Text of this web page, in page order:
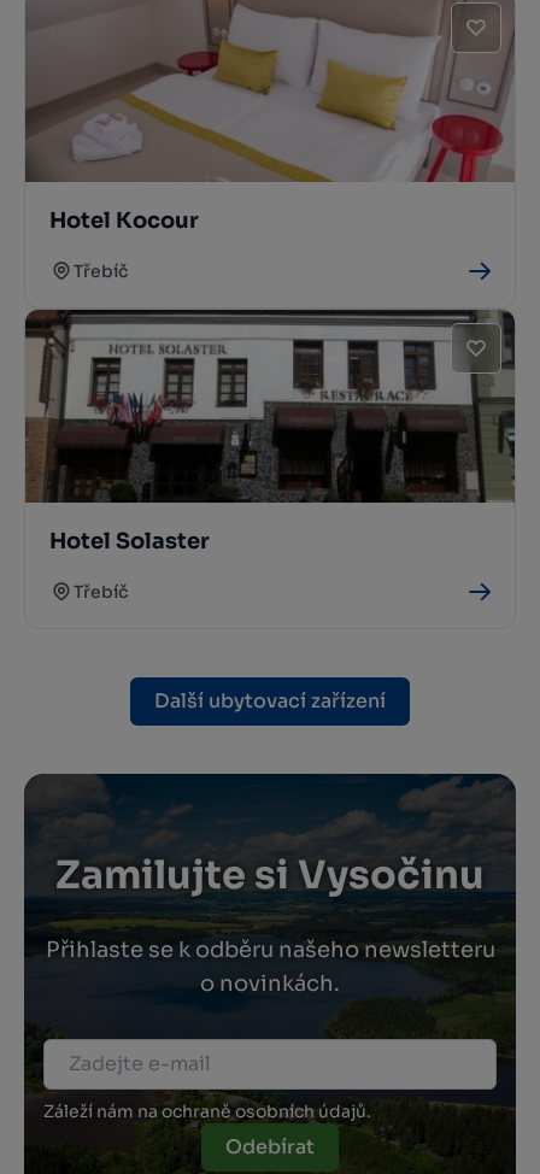
Hotel Kocour
Třebíč
Hotel Solaster
Třebíč
Další ubytovací zařízení
Zamilujte si Vysočinu
Přihlaste se k odběru našeho newsletteru
o novinkách.
Záleží nám na ochraně osobních údajů.
Odebírat